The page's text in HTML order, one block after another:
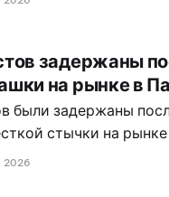
задержаны
на рынке в
были задержаны
стычки на рынке
2026